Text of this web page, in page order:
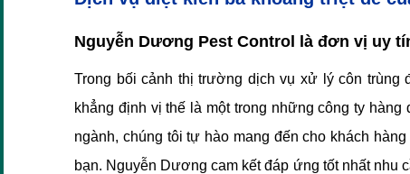
Nguyễn Dương Pest Control là đơn vị uy
Trong bối cảnh thị trường dịch vụ xử lý côn
khẳng định vị thế là một trong những công ty
ngành, chúng tôi tự hào mang đến cho khách
bạn. Nguyễn Dương cam kết đáp ứng tốt nhất nhu